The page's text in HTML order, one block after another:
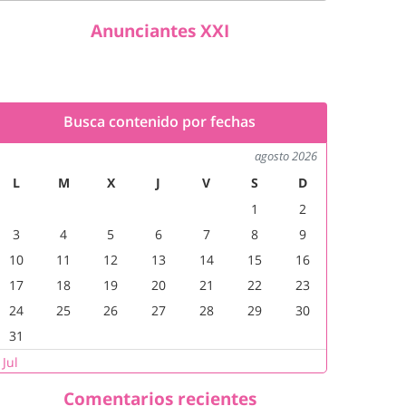
Anunciantes XXI
Busca contenido por fechas
agosto 2026
L M X J V S
D
1
2
3
4 5 6 7 8
9
10
11 12 13 14 15
16
17
18 19 20 21 22
23
24
25 26 27 28 29
30
31
Comentarios recientes